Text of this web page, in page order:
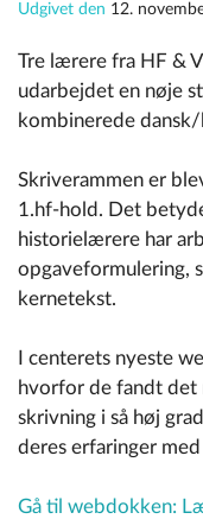
Udgivet den 12.
Tre lærere fra HF &
udarbejdet en nøje
kombinerede
Skriverammen er
1.hf-hold. Det
historielærere har
opgaveformulering,
kernetekst.
I centerets nyeste
hvorfor de fandt det
skrivning i så høj
deres erfaringer
Gå til webdokken: